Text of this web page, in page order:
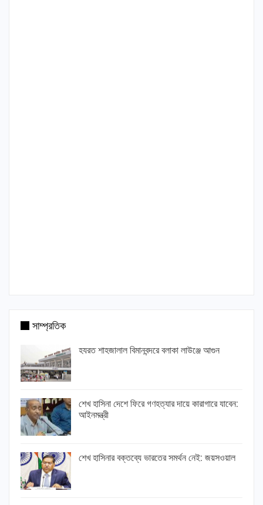
সাম্প্রতিক
হযরত শাহজালাল বিমানবন্দরে বলাকা লাউঞ্জে আগুন
শেখ হাসিনা দেশে ফিরে গণহত্যার দায়ে কারাগারে যাবেন:
আইনমন্ত্রী
শেখ হাসিনার বক্তব্যে ভারতের সমর্থন নেই: জয়সওয়াল